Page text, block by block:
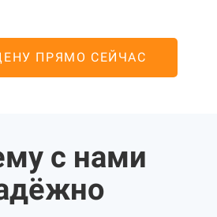
ПРЯМО СЕЙЧАС
с нами